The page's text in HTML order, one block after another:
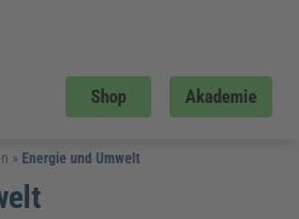
Shop Akademie
» Energie und Umwelt